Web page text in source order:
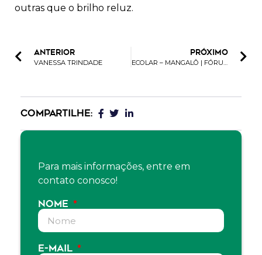
outras que o brilho reluz.
ANTERIOR
VANESSA TRINDADE
PRÓXIMO
ECOLAR – MANGALÔ | FÓRUM EMBALAGEM E SUSTENTABILIDADE 2023
COMPARTILHE:
Para mais informações, entre em
contato conosco!
NOME
E-MAIL